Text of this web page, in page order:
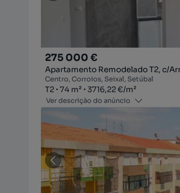
275 000 €
Apartamento Remodelado T2, c/
Centro, Corroios, Seixal, Setúbal
Tipologia
T2
Zona74 m²
Preço por metro quadrado
3716,22 €/m²
Ver descrição do anúncio